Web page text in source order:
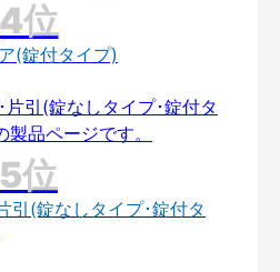
(錠付タイプ)
引(錠なしタイプ･錠付タ